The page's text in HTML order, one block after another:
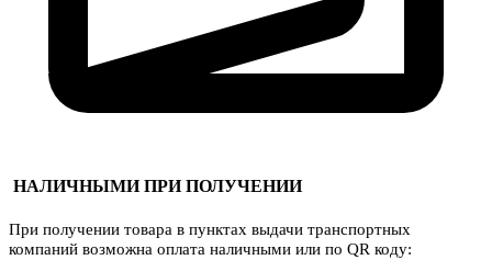
НАЛИЧНЫМИ ПРИ ПОЛУЧЕНИИ
При получении товара в пунктах выдачи транспортных
компаний возможна оплата наличными или по QR коду: